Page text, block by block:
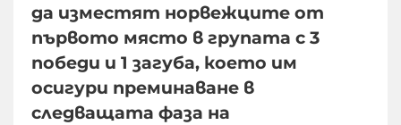
да изместят норвежците от
първото място в групата с 3
победи и 1 загуба, което им
осигури преминаване в
следващата фаза на